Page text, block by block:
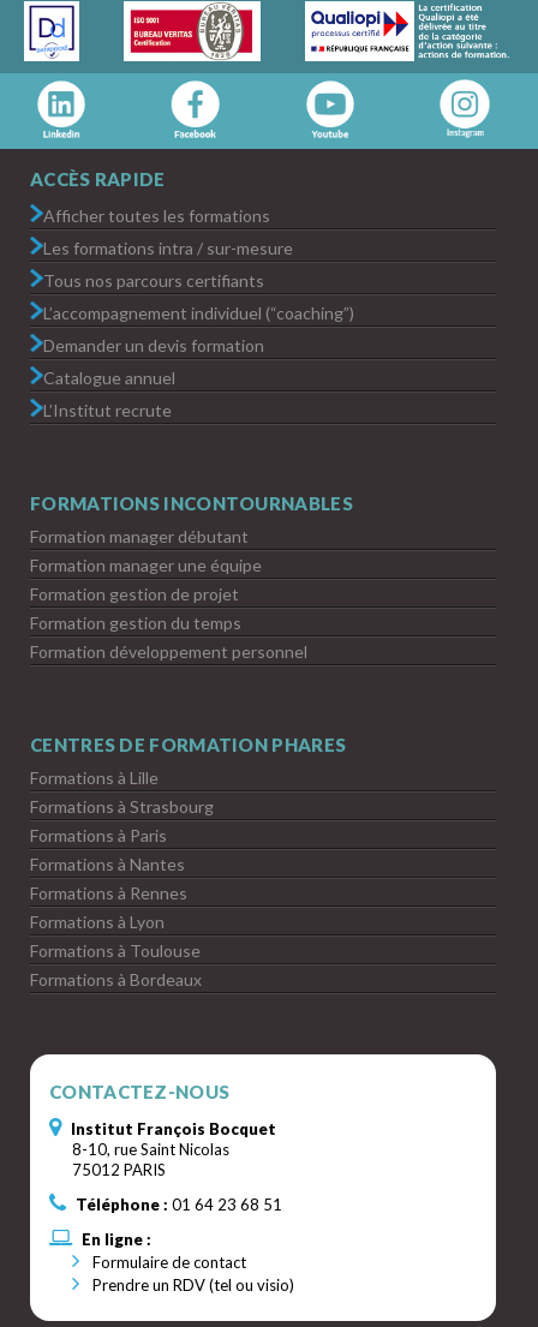
ACCÈS RAPIDE
Afficher toutes les formations
Les formations intra / sur-mesure
Tous nos parcours certifiants
L’accompagnement individuel (“coaching”)
Demander un devis formation
Catalogue annuel
L’Institut recrute
FORMATIONS INCONTOURNABLES
Formation manager débutant
Formation manager une équipe
Formation gestion de projet
Formation gestion du temps
Formation développement personnel
CENTRES DE FORMATION PHARES
Formations à Lille
Formations à Strasbourg
Formations à Paris
Formations à Nantes
Formations à Rennes
Formations à Lyon
Formations à Toulouse
Formations à Bordeaux
CONTACTEZ-NOUS
Institut François Bocquet
8-10, rue Saint Nicolas
75012 PARIS
Téléphone : 01 64 23 68 51
En ligne :
Formulaire de contact
Prendre un RDV (tel ou visio)